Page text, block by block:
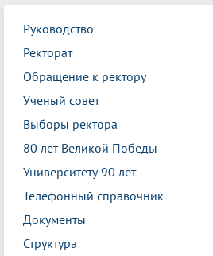
Руководство
Ректорат
Обращение к ректору
Ученый совет
Выборы ректора
80 лет Великой Победы
Университету 90 лет
Телефонный справочник
Документы
Структура